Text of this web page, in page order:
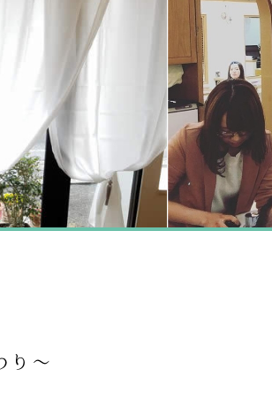
り～